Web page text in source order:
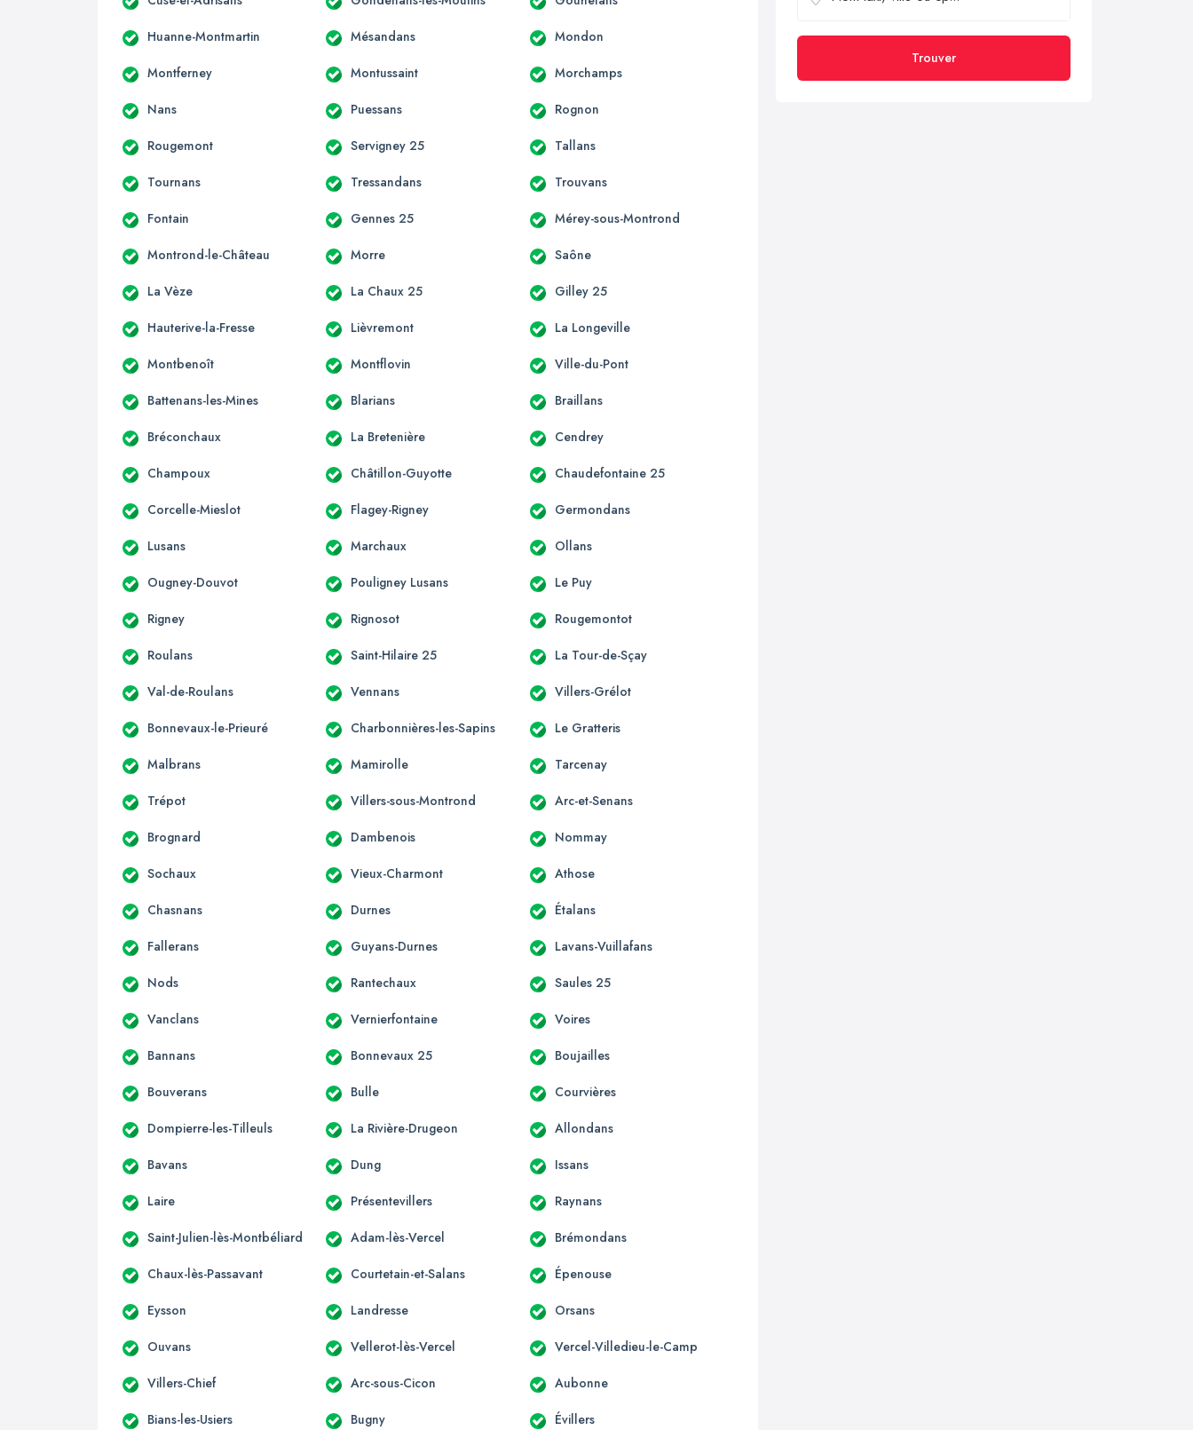
Huanne-Montmartin Mésandans Mondon
Montferney Montussaint Morchamps
Nans Puessans Rognon
Rougemont Servigney 25 Tallans
Tournans Tressandans Trouvans
Fontain Gennes 25 Mérey-sous-Montrond
Montrond-le-Château Morre Saône
La Vèze La Chaux 25 Gilley 25
Hauterive-la-Fresse Lièvremont La Longeville
Montbenoît Montflovin Ville-du-Pont
Battenans-les-Mines Blarians Braillans
Bréconchaux La Bretenière Cendrey
Champoux Châtillon-Guyotte Chaudefontaine 25
Corcelle-Mieslot Flagey-Rigney Germondans
Lusans Marchaux Ollans
Ougney-Douvot Pouligney Lusans Le Puy
Rigney Rignosot Rougemontot
Roulans Saint-Hilaire 25 La Tour-de-Sçay
Val-de-Roulans Vennans Villers-Grélot
Bonnevaux-le-Prieuré Charbonnières-les-Sapins Le Gratteris
Malbrans Mamirolle Tarcenay
Trépot Villers-sous-Montrond Arc-et-Senans
Brognard Dambenois Nommay
Sochaux Vieux-Charmont Athose
Chasnans Durnes Étalans
Fallerans Guyans-Durnes Lavans-Vuillafans
Nods Rantechaux Saules 25
Vanclans Vernierfontaine Voires
Bannans Bonnevaux 25 Boujailles
Bouverans Bulle Courvières
Dompierre-les-Tilleuls La Rivière-Drugeon Allondans
Bavans Dung Issans
Laire Présentevillers Raynans
Saint-Julien-lès-Montbéliard Adam-lès-Vercel Brémondans
Chaux-lès-Passavant Courtetain-et-Salans Épenouse
Eysson Landresse Orsans
Ouvans Vellerot-lès-Vercel Vercel-Villedieu-le-Camp
Villers-Chief Arc-sous-Cicon Aubonne
Bians-les-Usiers Bugny Évillers
Trouver